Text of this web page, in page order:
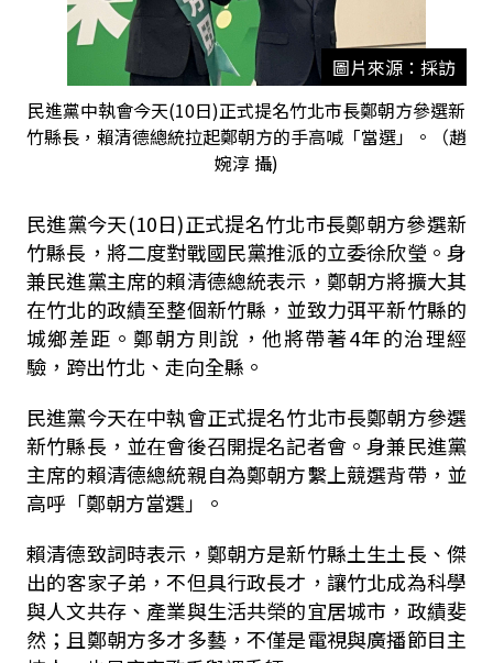
圖片來源：採訪
民進黨中執會今天(10日)正式提名竹北市長鄭朝方參選新
竹縣長，賴清德總統拉起鄭朝方的手高喊「當選」。（趙
婉淳 攝)
民進黨今天(10日)正式提名竹北市長鄭朝方參選新
竹縣長，將二度對戰國民黨推派的立委徐欣瑩。身
兼民進黨主席的賴清德總統表示，鄭朝方將擴大其
在竹北的政績至整個新竹縣，並致力弭平新竹縣的
城鄉差距。鄭朝方則說，他將帶著4年的治理經
驗，跨出竹北、走向全縣。
民進黨今天在中執會正式提名竹北市長鄭朝方參選
新竹縣長，並在會後召開提名記者會。身兼民進黨
主席的賴清德總統親自為鄭朝方繫上競選背帶，並
高呼「鄭朝方當選」。
賴清德致詞時表示，鄭朝方是新竹縣土生土長、傑
出的客家子弟，不但具行政長才，讓竹北成為科學
與人文共存、產業與生活共榮的宜居城市，政績斐
然；且鄭朝方多才多藝，不僅是電視與廣播節目主